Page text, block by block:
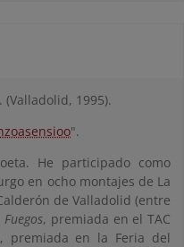
. (Valladolid, 1995).
".
He participado como
en ocho montajes de La
de Valladolid (entre
Fuegos, premiada en el TAC
, premiada en la Feria del